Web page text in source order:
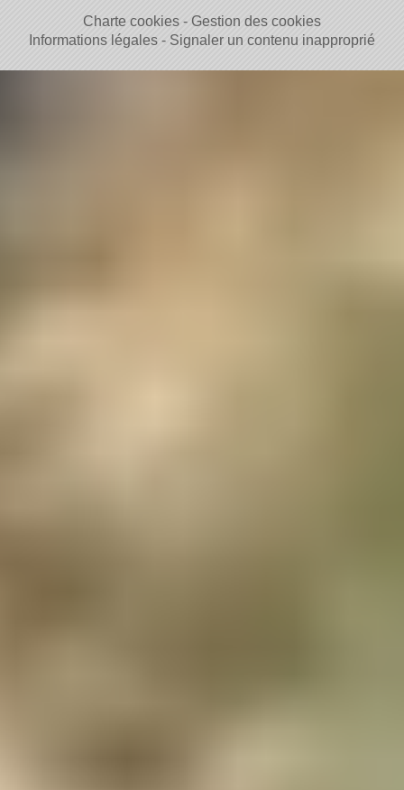
Charte cookies
Gestion des cookies
Informations légales
Signaler un contenu inapproprié